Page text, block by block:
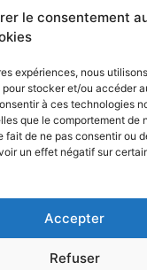
le consentement
expériences, nous
stocker et/ou accéder
à ces technologies
que le comportement de
fait de ne pas consentir ou
un effet négatif sur
Accepter
Refuser